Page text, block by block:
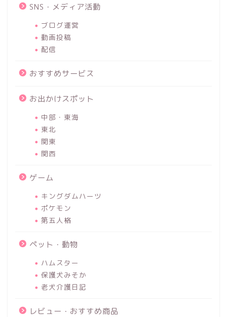
SNS・メディア活動
ブログ運営
動画投稿
配信
おすすめサービス
お出かけスポット
中部・東海
東北
関東
関西
ゲーム
キングダムハーツ
ポケモン
第五人格
ペット・動物
ハムスター
保護犬みそか
老犬介護日記
レビュー・おすすめ商品